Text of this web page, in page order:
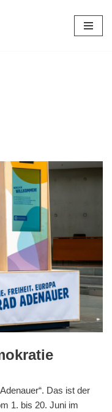
Das ist der
1. bis 20. Juni im